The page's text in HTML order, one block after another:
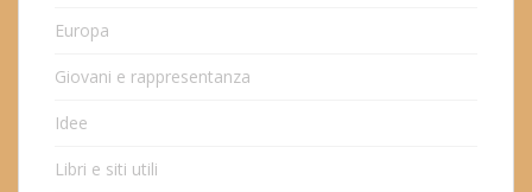
Europa
Giovani e rappresentanza
Idee
Libri e siti utili